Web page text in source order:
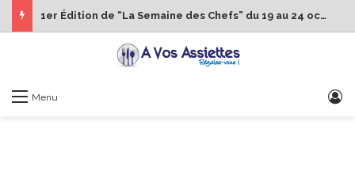
1er Édition de “La Semaine des Chefs” du 19 au 24 octobre 2026
Menu